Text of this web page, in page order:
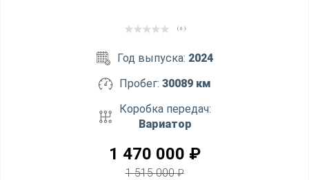
( 0 )
Год выпуска: 2024
Пробег: 30089 км
Коробка передач:
Вариатор
1 470 000 ₽
1 515 000₽